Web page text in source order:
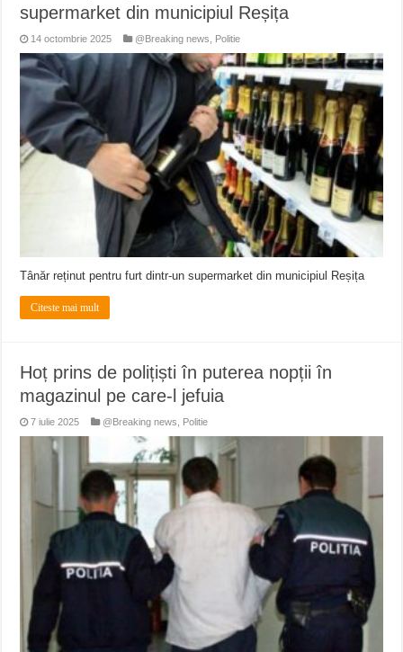
supermarket din municipiul Reșița
14 octombrie 2025 @Breaking news Politie
Tânăr reținut pentru furt dintr-un supermarket din municipiul Reșița
Citeste mai mult
Hoț prins de polițiști în puterea nopții în
magazinul pe care-l jefuia
7 iulie 2025 @Breaking news Politie